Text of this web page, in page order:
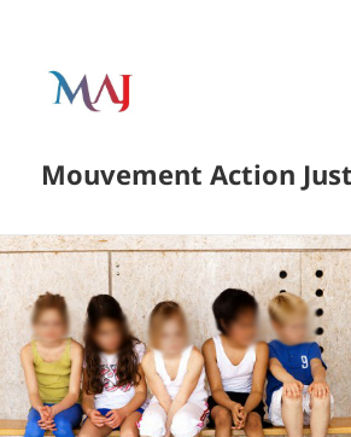
Mouvement Action